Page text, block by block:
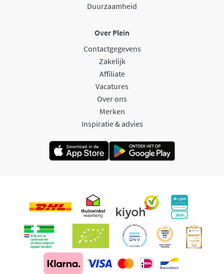
Duurzaamheid
Over Plein
Contactgegevens
Zakelijk
Affiliate
Vacatures
Over ons
Merken
Inspiratie & advies